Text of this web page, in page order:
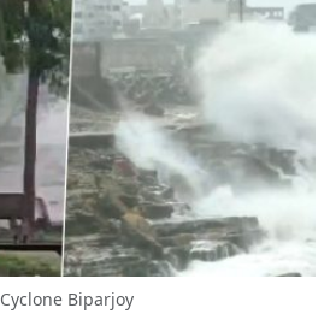
Cyclone Biparjoy